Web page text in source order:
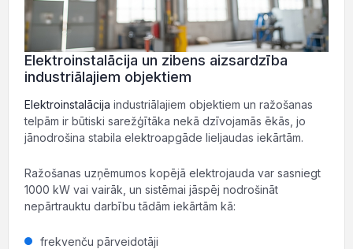
Elektroinstalācija un zibens aizsardzība
industriālajiem objektiem
Elektroinstalācija industriālajiem objektiem un ražošanas
telpām ir būtiski sarežģītāka nekā dzīvojamās ēkās, jo
jānodrošina stabila elektroapgāde lieljaudas iekārtām.
Ražošanas uzņēmumos kopējā elektrojauda var sasniegt
1000 kW vai vairāk, un sistēmai jāspēj nodrošināt
nepārtrauktu darbību tādām iekārtām kā:
frekvenču pārveidotāji